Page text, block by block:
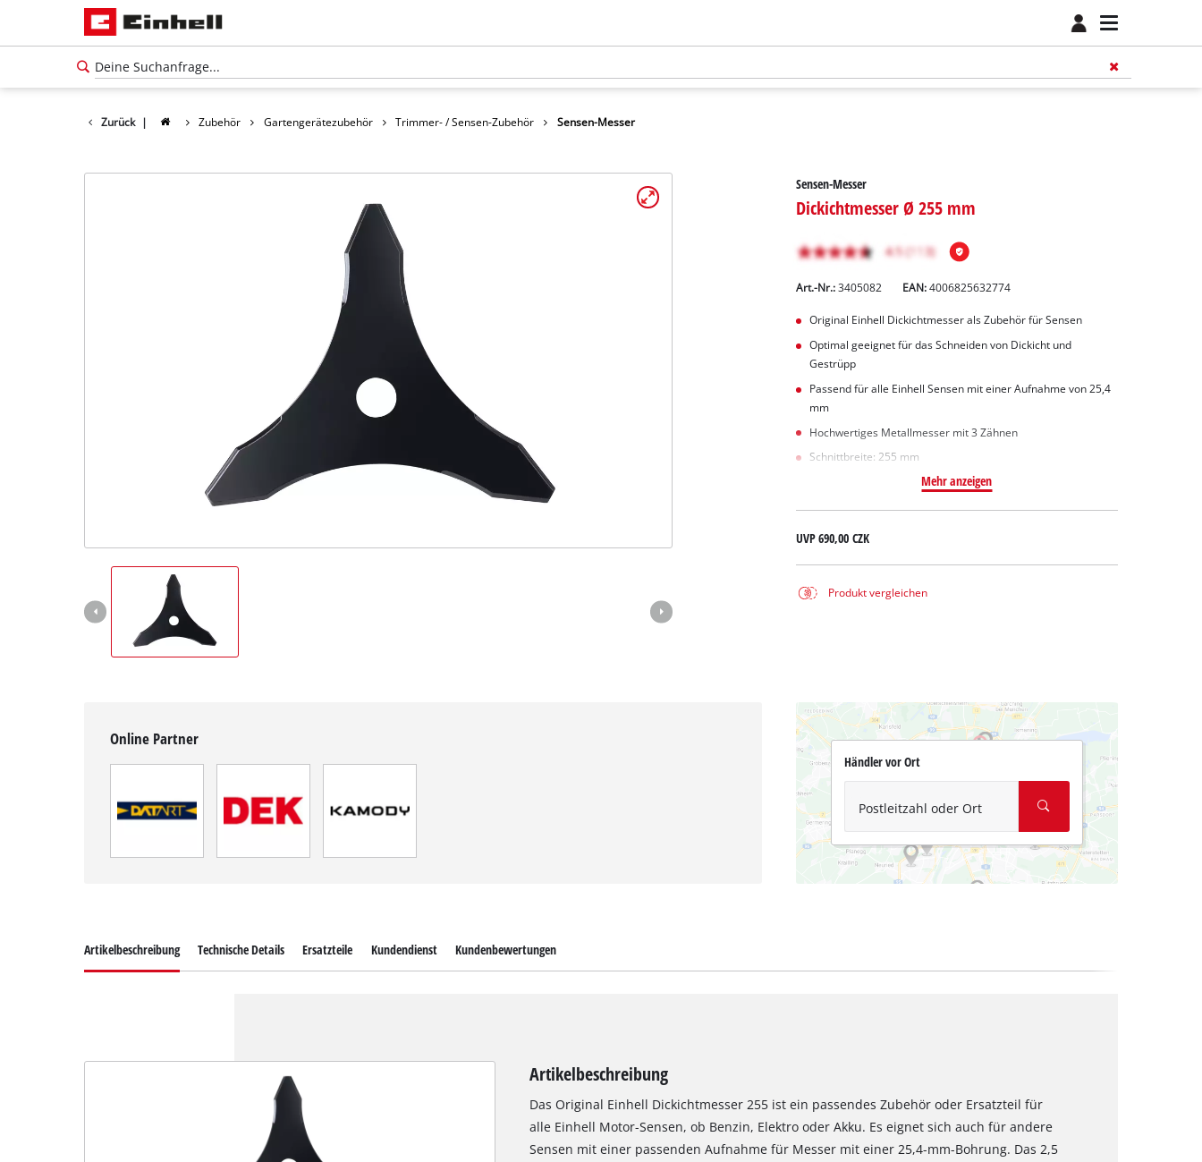
Zurück | Zubehör Gartengerätezubehör Trimmer- / Sensen-Zubehör Sensen-Messer
Sensen-Messer
Dickichtmesser Ø 255 mm
Art.-Nr.: 3405082 EAN:4006825632774
Original Einhell Dickichtmesser als Zubehör für Sensen
Optimal geeignet für das Schneiden von Dickicht und
Gestrüpp
Passend für alle Einhell Sensen mit einer Aufnahme von 25,4
mm
Hochwertiges Metallmesser mit 3 Zähnen
Schnittbreite: 255 mm
Mehr anzeigen
UVP690,00 CZK
Produkt vergleichen
Online Partner
Händler vor Ort
Postleitzahl oder Ort
Artikelbeschreibung Technische Details Ersatzteile Kundendienst Kundenbewertungen
Artikelbeschreibung
Das Original Einhell Dickichtmesser 255 ist ein passendes Zubehör oder Ersatzteil für
alle Einhell Motor-Sensen, ob Benzin, Elektro oder Akku. Es eignet sich auch für andere
Sensen mit einer passenden Aufnahme für Messer mit einer 25,4-mm-Bohrung. Das 2,5